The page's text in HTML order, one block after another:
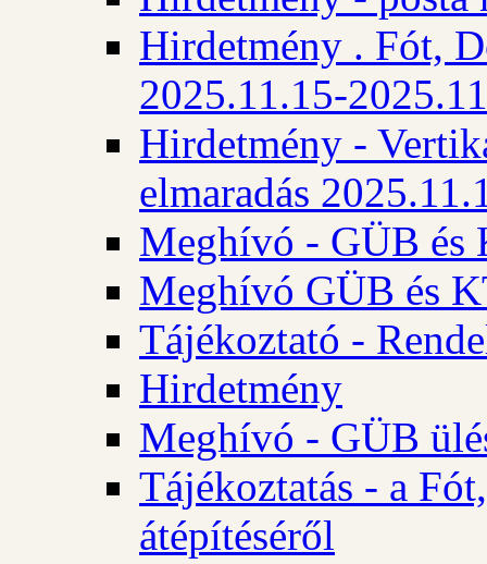
Hirdetmény . Fót,
2025.11.15-
Hirdetmény -
elmaradás
Meghívó - GÜB és
Meghívó GÜB és
Tájékoztató -
Hirdetmény
Meghívó - GÜB
Tájékoztatás - a
átépítéséről